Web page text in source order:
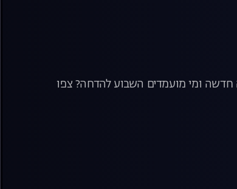
ומי מועמדים השבוע להדחה? צפו